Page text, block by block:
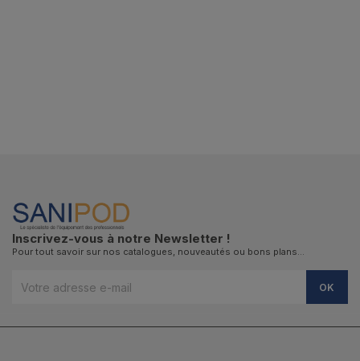
Inscrivez-vous à notre Newsletter !
Pour tout savoir sur nos catalogues, nouveautés ou bons plans…